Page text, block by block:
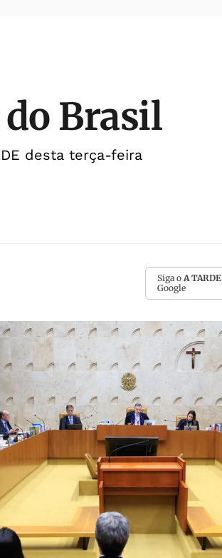
Brasil
desta terça-feira
Siga o A TARDE
Google